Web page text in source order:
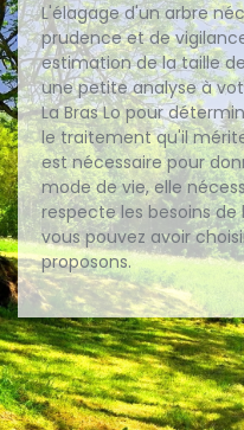
L'élagage d'un arbre
prudence et de
estimation de la taille
une petite analyse à
La Bras Lo pour
le traitement qu'il
est nécessaire pour
mode de vie, elle
respecte les besoins de
vous pouvez avoir
proposons.